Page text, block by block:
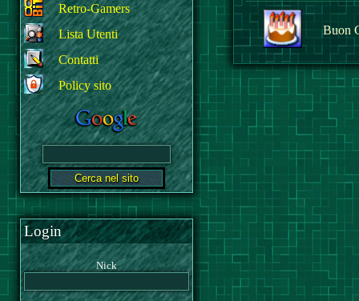
Retro-Gamers
Lista Utenti
Contatti
Policy sito
Login
Nick
Buon